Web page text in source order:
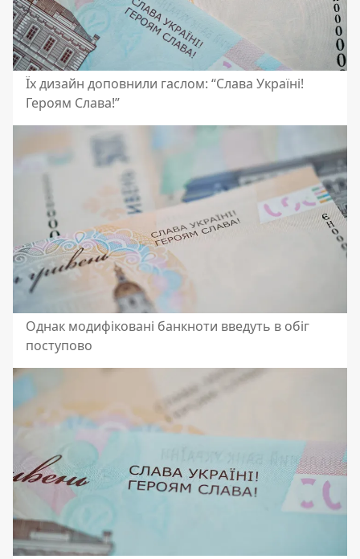
Їх дизайн доповнили гаслом: “Слава Україні!
Героям Слава!”
Однак модифіковані банкноти введуть в обіг
поступово